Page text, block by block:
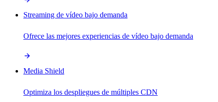
Streaming de vídeo bajo demanda
Ofrece las mejores experiencias de vídeo bajo demanda
Media Shield
Optimiza los despliegues de múltiples CDN